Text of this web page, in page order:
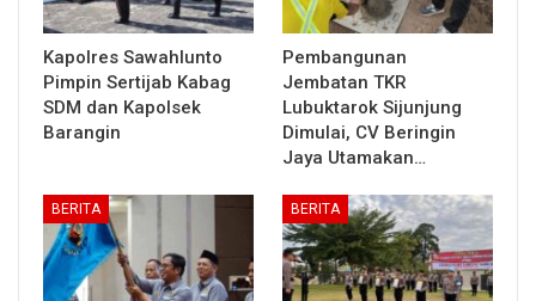
Kapolres Sawahlunto
Pimpin Sertijab Kabag
SDM dan Kapolsek
Barangin
Pembangunan
Jembatan TKR
Lubuktarok Sijunjung
Dimulai, CV Beringin
Jaya Utamakan…
BERITA BERITA